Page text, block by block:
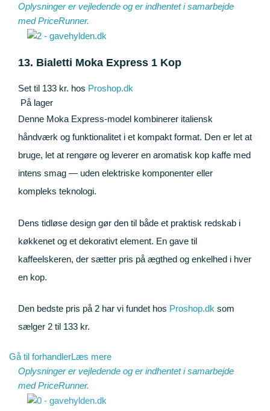
Oplysninger er vejledende og er indhentet i samarbejde
medPriceRunner.
13. Bialetti Moka Express 1 Kop
Set til 133 kr. hos Proshop.dk
På lager
Denne Moka Express-model kombinerer italiensk
håndværk og funktionalitet i et kompakt format. Den er let at
bruge, let at rengøre og leverer en aromatisk kop kaffe med
intens smag — uden elektriske komponenter eller
kompleks teknologi.
Dens tidløse design gør den til både et praktisk redskab i
køkkenet og et dekorativt element. En gave til
kaffeelskeren, der sætter pris på ægthed og enkelhed i hver
en kop.
Den bedste pris på 2 har vi fundet hos Proshop.dk som
sælger 2 til 133 kr.
Gå til forhandlerLæs mere
Oplysninger er vejledende og er indhentet i samarbejde
medPriceRunner.